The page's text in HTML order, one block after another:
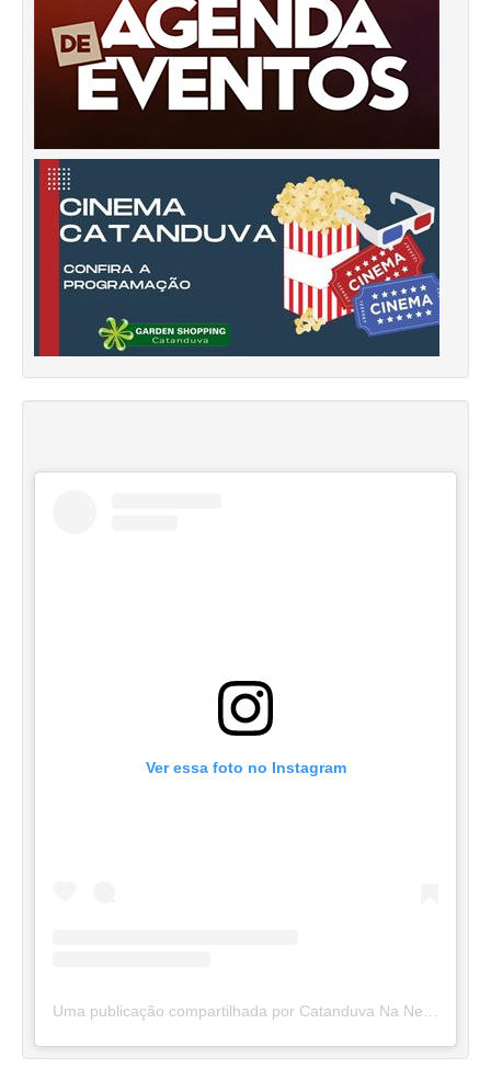
Ver essa foto no Instagram
Uma publicação compartilhada por Catanduva Na Net (@catanduvananett)